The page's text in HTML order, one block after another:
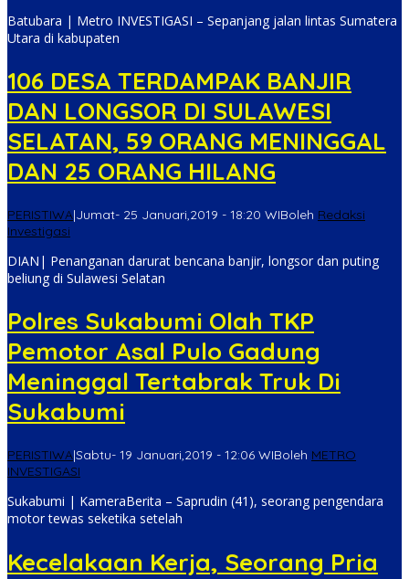
Batubara | Metro INVESTIGASI – Sepanjang jalan lintas Sumatera
Utara di kabupaten
106 DESA TERDAMPAK BANJIR
DAN LONGSOR DI SULAWESI
SELATAN, 59 ORANG MENINGGAL
DAN 25 ORANG HILANG
PERISTIWA|Jumat- 25 Januari,2019 - 18:20 WIBoleh Redaksi
Investigasi
DIAN| Penanganan darurat bencana banjir, longsor dan puting
beliung di Sulawesi Selatan
Polres Sukabumi Olah TKP
Pemotor Asal Pulo Gadung
Meninggal Tertabrak Truk Di
Sukabumi
PERISTIWA|Sabtu- 19 Januari,2019 - 12:06 WIBoleh METRO
INVESTIGASI
Sukabumi | KameraBerita – Saprudin (41), seorang pengendara
motor tewas seketika setelah
Kecelakaan Kerja, Seorang Pria